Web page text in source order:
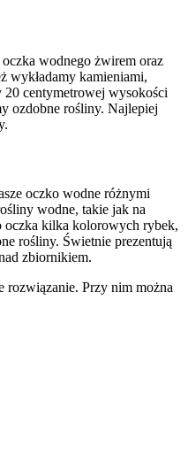
wodnego żwirem oraz
wykładamy kamieniami,
centymetrowej wysokości
ozdobne rośliny. Najlepiej
oczko wodne różnymi
wodne, takie jak na
oczka kilka kolorowych rybek,
rośliny. Świetnie prezentują
zbiornikiem.
rozwiązanie. Przy nim można